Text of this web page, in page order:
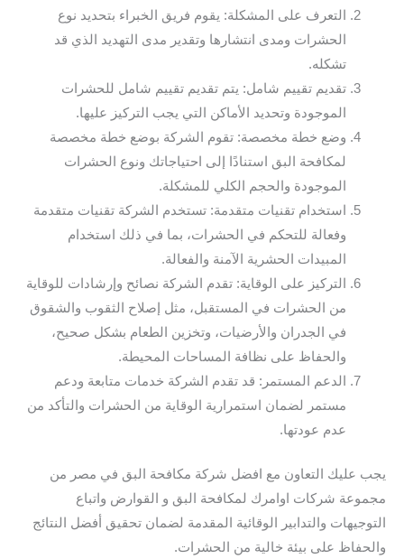
التعرف على المشكلة: يقوم فريق الخبراء بتحديد نوع
الحشرات ومدى انتشارها وتقدير مدى التهديد الذي قد
تشكله.
تقديم تقييم شامل: يتم تقديم تقييم شامل للحشرات
الموجودة وتحديد الأماكن التي يجب التركيز عليها.
وضع خطة مخصصة: تقوم الشركة بوضع خطة مخصصة
لمكافحة البق استنادًا إلى احتياجاتك ونوع الحشرات
الموجودة والحجم الكلي للمشكلة.
استخدام تقنيات متقدمة: تستخدم الشركة تقنيات متقدمة
وفعالة للتحكم في الحشرات، بما في ذلك استخدام
المبيدات الحشرية الآمنة والفعالة.
التركيز على الوقاية: تقدم الشركة نصائح وإرشادات للوقاية
من الحشرات في المستقبل، مثل إصلاح الثقوب والشقوق
في الجدران والأرضيات، وتخزين الطعام بشكل صحيح،
والحفاظ على نظافة المساحات المحيطة.
الدعم المستمر: قد تقدم الشركة خدمات متابعة ودعم
مستمر لضمان استمرارية الوقاية من الحشرات والتأكد من
عدم عودتها.
يجب عليك التعاون مع افضل شركة مكافحة البق في مصر من
مجموعة شركات اوامرك لمكافحة البق و القوارض واتباع
التوجيهات والتدابير الوقائية المقدمة لضمان تحقيق أفضل النتائج
والحفاظ على بيئة خالية من الحشرات.